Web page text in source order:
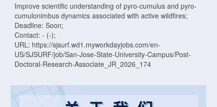
Improve scientific understanding of pyro-cumulus and pyro-
cumulonimbus dynamics associated with active wildfires;
Deadline: Soon;
Contact: - (-);
URL: https://sjsurf.wd1.myworkdayjobs.com/en-
US/SJSURF/job/San-Jose-State-University-Campus/Post-
Doctoral-Research-Associate_JR_2026_174